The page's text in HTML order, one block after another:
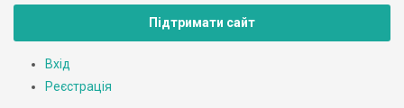
Підтримати сайт
Вхід
Реєстрація